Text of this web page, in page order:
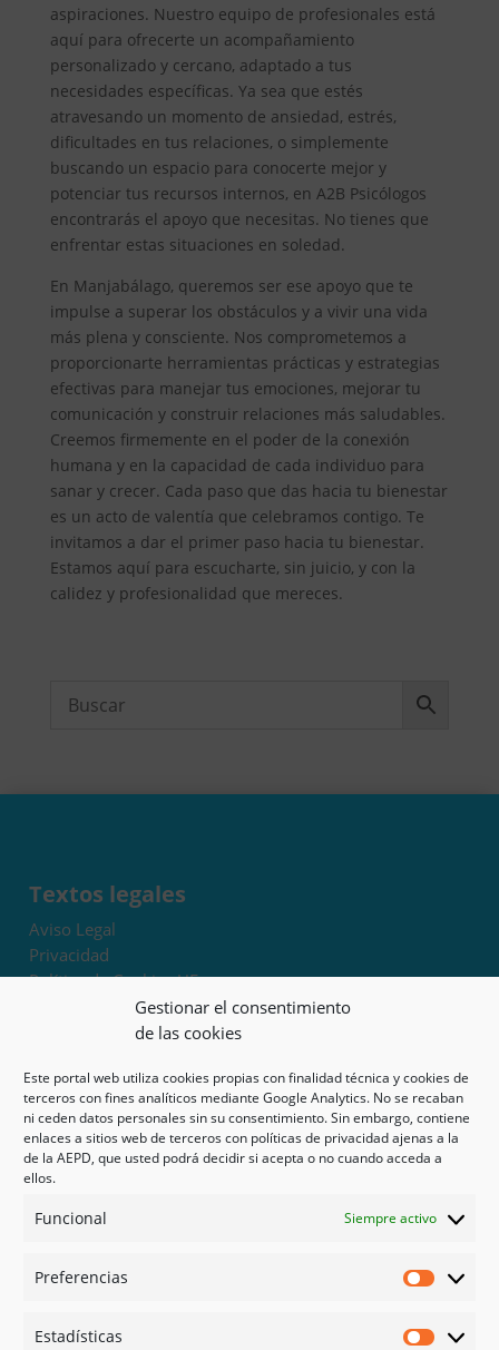
Gestionar el consentimiento
de las cookies
Este portal web utiliza cookies propias con finalidad técnica y cookies de
terceros con fines analíticos mediante Google Analytics. No se recaban
ni ceden datos personales sin su consentimiento. Sin embargo, contiene
enlaces a sitios web de terceros con políticas de privacidad ajenas a la
de la AEPD, que usted podrá decidir si acepta o no cuando acceda a
ellos.
Funcional Siempre activo
Preferencias
Estadísticas
aspiraciones. Nuestro equipo de profesionales está
aquí para ofrecerte un acompañamiento
personalizado y cercano, adaptado a tus
necesidades específicas. Ya sea que estés
atravesando un momento de ansiedad, estrés,
dificultades en tus relaciones, o simplemente
buscando un espacio para conocerte mejor y
potenciar tus recursos internos, en A2B Psicólogos
encontrarás el apoyo que necesitas. No tienes que
enfrentar estas situaciones en soledad.
En Manjabálago, queremos ser ese apoyo que te
impulse a superar los obstáculos y a vivir una vida
más plena y consciente. Nos comprometemos a
proporcionarte herramientas prácticas y estrategias
efectivas para manejar tus emociones, mejorar tu
comunicación y construir relaciones más saludables.
Creemos firmemente en el poder de la conexión
humana y en la capacidad de cada individuo para
sanar y crecer. Cada paso que das hacia tu bienestar
es un acto de valentía que celebramos contigo. Te
invitamos a dar el primer paso hacia tu bienestar.
Estamos aquí para escucharte, sin juicio, y con la
calidez y profesionalidad que mereces.
Textos legales
Aviso Legal
Privacidad
Política de Cookies UE
Términos y condiciones
Exoneración de responsabilidad
Mapa del sitio
Mi cuenta
Tienda
Psicología en Murcia
Guías
Redes sociales
Instagram